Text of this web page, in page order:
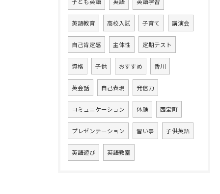
英語教育 高校入試 子育て 講演会
自己肯定感 主体性 定期テスト
資格 子供 おすすめ 香川
英会話 自己表現 発信力
コミュニケーション 体験 西宝町
プレゼンテーション 習い事 子供英語
英語遊び 英語教室